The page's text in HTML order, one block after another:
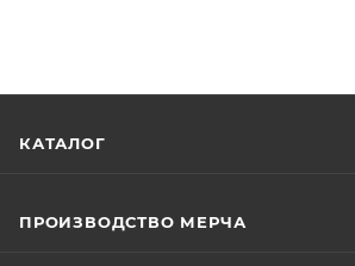
КАТАЛОГ
ПРОИЗВОДСТВО МЕРЧА